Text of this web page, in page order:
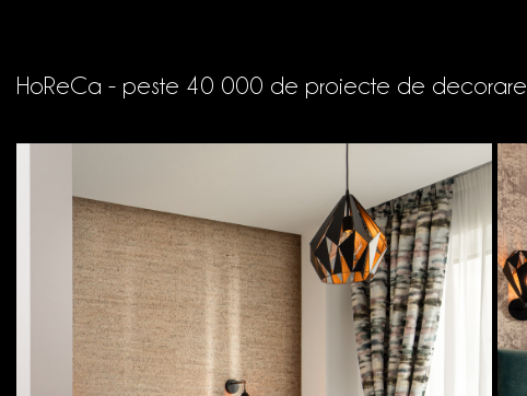
HoReCa - peste 40 000 de proiecte de decorare